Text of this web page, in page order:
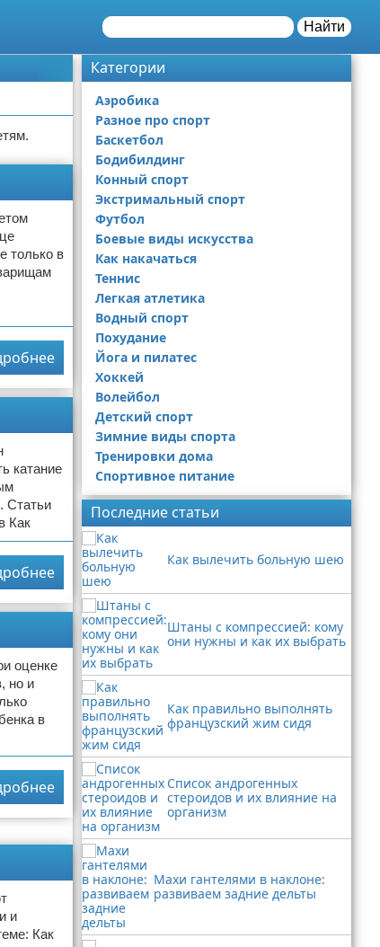
Найти
только в
катание
Статьи
Как
оценке
но и
в
и
Как
Категории
Аэробика
Разное про спорт
Баскетбол
Бодибилдинг
Конный спорт
Экстримальный спорт
Футбол
Боевые виды искусства
Как накачаться
Теннис
Легкая атлетика
Водный спорт
Похудание
Йога и пилатес
Хоккей
Волейбол
Детский спорт
Зимние виды спорта
Тренировки дома
Спортивное питание
Последние статьи
Как вылечить больную шею
Штаны с компрессией: кому
они нужны и как их выбрать
Как правильно выполнять
французский жим сидя
Список андрогенных
стероидов и их влияние на
организм
Махи гантелями в наклоне:
развиваем задние дельты